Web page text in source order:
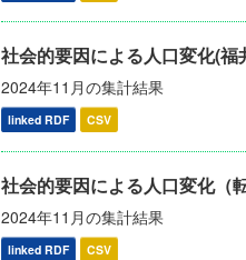
社会的要因による人口変化(福
2024年11月の集計結果
linked RDF CSV
社会的要因による人口変化（
2024年11月の集計結果
linked RDF CSV